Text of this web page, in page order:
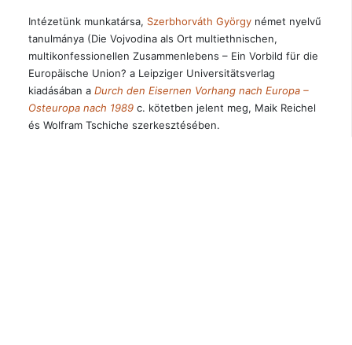
Intézetünk munkatársa, Szerbhorváth Györgynémet nyelvű
tanulmánya (Die Vojvodina als Ort multiethnischen,
multikonfessionellen Zusammenlebens – Ein Vorbild für die
Europäische Union? a Leipziger Universitätsverlag
kiadásában a Durch den Eisernen Vorhang nach Europa –
Osteuropa nach 1989c. kötetben jelent meg, Maik Reichel
és Wolfram Tschiche szerkesztésében.